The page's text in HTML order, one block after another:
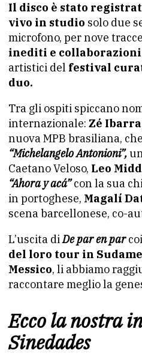
Il disco è stato
vivo in studio solo due
microfono, per nove
inediti e collaborazioni
artistici del festival
duo.
Tra gli ospiti spiccano
internazionale: Zé
nuova MPB brasiliana,
“Michelangelo Antonioni”,
Caetano Veloso, Leo
“Ahora y acá”con la sua
in portoghese, Magalí
scena barcellonese, co-
L’uscita diDe par en par
del loro tour in
Messico, li abbiamo
raccontare meglio la
Ecco la nostra
Sinedades